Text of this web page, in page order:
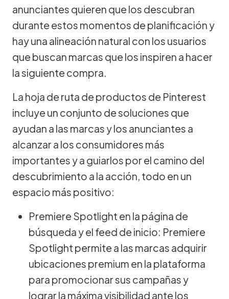
anunciantes quieren que los descubran
durante estos momentos de planificación y
hay una alineación natural con los usuarios
que buscan marcas que los inspiren a hacer
la siguiente compra.
La hoja de ruta de productos de Pinterest
incluye un conjunto de soluciones que
ayudan a las marcas y los anunciantes a
alcanzar a los consumidores más
importantes y a guiarlos por el camino del
descubrimiento a la acción, todo en un
espacio más positivo:
Premiere Spotlight en la página de
búsqueda y el feed de inicio: Premiere
Spotlight permite a las marcas adquirir
ubicaciones premium en la plataforma
para promocionar sus campañas y
lograr la máxima visibilidad ante los